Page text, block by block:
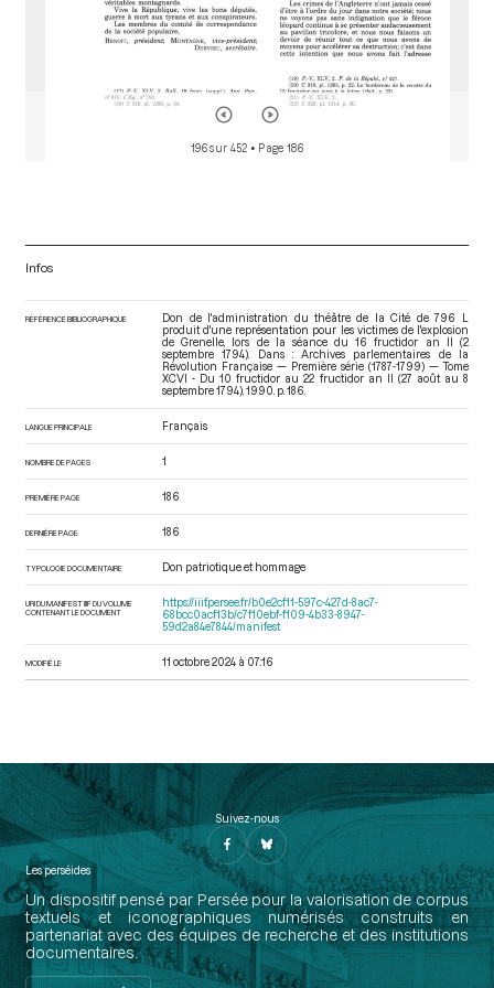
196 sur 452 • Page 186
Infos
RÉFÉRENCE BIBLIOGRAPHIQUE
Don de l'administration du théâtre de la Cité de 796 L
produit d'une représentation pour les victimes de l'explosion
de Grenelle, lors de la séance du 16 fructidor an II (2
septembre 1794). Dans : Archives parlementaires de la
Révolution Française — Première série (1787-1799) — Tome
XCVI - Du 10 fructidor au 22 fructidor an II (27 août au 8
septembre 1794) . 1990. p. 186.
LANGUE PRINCIPALE Français
NOMBRE DE PAGES 1
PREMIÈRE PAGE 186
DERNIÈRE PAGE 186
TYPOLOGIE DOCUMENTAIRE Don patriotique et hommage
URI DU MANIFEST IIIF DU VOLUME
CONTENANT LE DOCUMENT
https://iiif.persee.fr/b0e2cf11-597c-427d-8ac7-
68bcc0acf13b/c7f10ebf-f109-4b33-8947-
59d2a84e7844/manifest
MODIFIÉ LE 11 octobre 2024 à 07:16
Suivez-nous
Les perséides
Un dispositif pensé par Persée pour la valorisation de corpus
textuels et iconographiques numérisés construits en
partenariat avec des équipes de recherche et des institutions
documentaires.